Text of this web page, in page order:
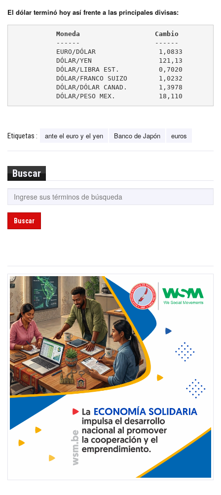
El dólar terminó hoy así frente a las principales divisas:
Moneda                   Cambio
DÓLAR/PESO MEX.           18,110
Etiquetas : ante el euro y el yen Banco de Japón euros
Buscar
Buscar